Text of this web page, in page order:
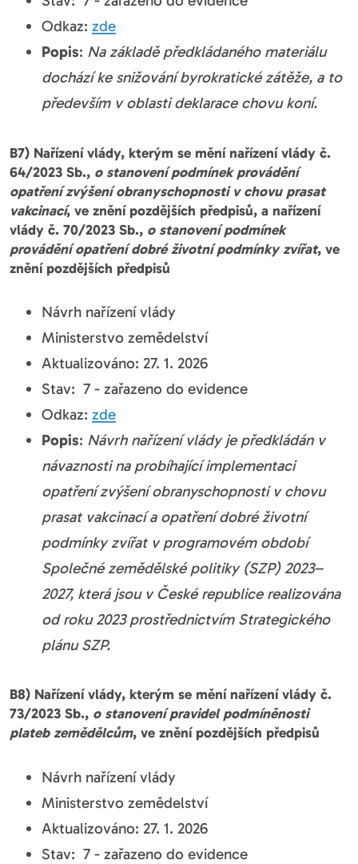
Odkaz: zde
Popis: Na základě předkládaného materiálu
dochází ke snižování byrokratické zátěže, a to
především v oblasti deklarace chovu koní.
B7) Nařízení vlády, kterým se mění nařízení vlády č.
64/2023 Sb., o stanovení podmínek provádění
opatření zvýšení obranyschopnosti v chovu prasat
vakcinací, ve znění pozdějších předpisů, a nařízení
vlády č. 70/2023 Sb., o stanovení podmínek
provádění opatření dobré životní podmínky zvířat, ve
znění pozdějších předpisů
Návrh nařízení vlády
Ministerstvo zemědelství
Aktualizováno: 27. 1. 2026
Stav: 7 - zařazeno do evidence
Odkaz: zde
Popis: Návrh nařízení vlády je předkládán v
návaznosti na probíhající implementaci
opatření zvýšení obranyschopnosti v chovu
prasat vakcinací a opatření dobré životní
podmínky zvířat v programovém období
Společné zemědělské politiky (SZP) 2023–
2027, která jsou v České republice realizována
od roku 2023 prostřednictvím Strategického
plánu SZP.
B8) Nařízení vlády, kterým se mění nařízení vlády č.
73/2023 Sb., o stanovení pravidel podmíněnosti
plateb zemědělcům, ve znění pozdějších předpisů
Návrh nařízení vlády
Ministerstvo zemědelství
Aktualizováno: 27. 1. 2026
Stav: 7 - zařazeno do evidence